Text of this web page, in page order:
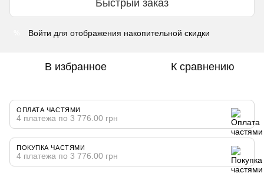
Быстрый заказ
Войти для отображения накопительной скидки
В избранное К сравнению
ОПЛАТА ЧАСТЯМИ
4 платежа по 3 776.00 грн
ПОКУПКА ЧАСТЯМИ
4 платежа по 3 776.00 грн